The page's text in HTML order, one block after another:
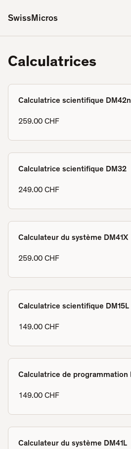
SwissMicros
Calculatrices
Scientific
Financial3
Calculatrice scientifique DM42n
259.00 CHF
Calculatrice scientifique DM32
249.00 CHF
Calculateur du système DM41X
259.00 CHF
Calculatrice scientifique DM15L
149.00 CHF
Calculatrice de programmation
149.00 CHF
Calculateur du système DM41L